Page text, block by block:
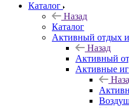
Каталог
Назад
Каталог
Активный отдых
Назад
Активный
Активные